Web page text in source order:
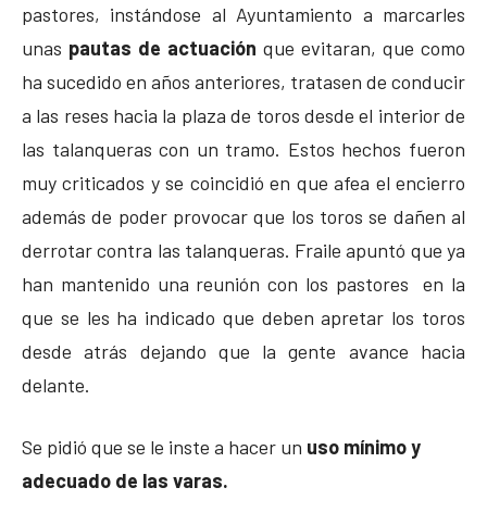
pastores, instándose al Ayuntamiento a marcarles
unas pautas de actuación que evitaran, que como
ha sucedido en años anteriores, tratasen de conducir
a las reses hacia la plaza de toros desde el interior de
las talanqueras con un tramo. Estos hechos fueron
muy criticados y se coincidió en que afea el encierro
además de poder provocar que los toros se dañen al
derrotar contra las talanqueras. Fraile apuntó que ya
han mantenido una reunión con los pastores en la
que se les ha indicado que deben apretar los toros
desde atrás dejando que la gente avance hacia
delante.
Se pidió que se le inste a hacer un uso mínimo y
adecuado de las varas.